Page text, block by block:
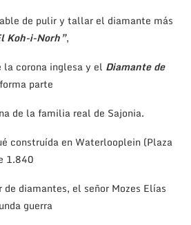
de pulir y tallar el diamante más
Koh-i-Norh”,
la corona inglesa y el Diamante de
parte
de la familia real de Sajonia.
construída en Waterlooplein (Plaza
1.840
diamantes, el señor Mozes Elías
guerra